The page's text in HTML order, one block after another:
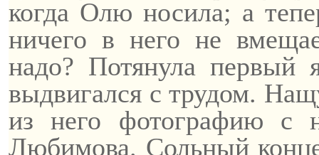
когда Олю носила; а
ничего в него не
надо? Потянула первый
выдвигался с трудом.
из него фотографию с
Любимова. Сольный